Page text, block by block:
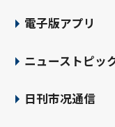
電子版アプリ
ニューストピッ
日刊市况通信